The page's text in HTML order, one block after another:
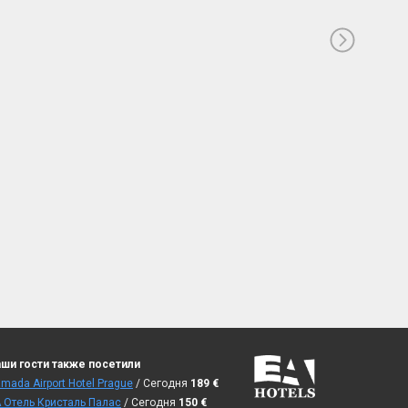
гости также посетили
Airport Hotel Prague / Сегодня 189 €
Отель Кристаль Палас / Сегодня 150 €